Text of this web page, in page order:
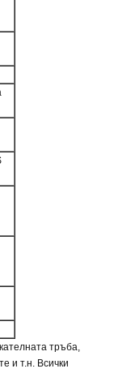
тръба,
и т.н. Всички